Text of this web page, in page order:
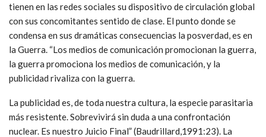
tienen en las redes sociales su dispositivo de circulación global
con sus concomitantes sentido de clase. El punto donde se
condensa en sus dramáticas consecuencias la posverdad, es en
la Guerra. “Los medios de comunicación promocionan la guerra,
la guerra promociona los medios de comunicación, y la
publicidad rivaliza con la guerra.
La publicidad es, de toda nuestra cultura, la especie parasitaria
más resistente. Sobrevivirá sin duda a una confrontación
nuclear. Es nuestro Juicio Final” (Baudrillard,1991:23). La